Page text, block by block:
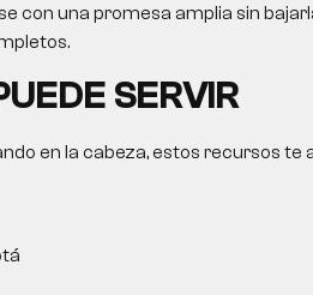
con una promesa amplia sin
SERVIR
en la cabeza, estos recursos te